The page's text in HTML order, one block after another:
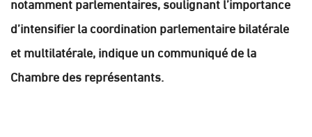
d’intensifier la coordination parlementaire bilatérale
et multilatérale, indique un communiqué de la
Chambre des représentants.